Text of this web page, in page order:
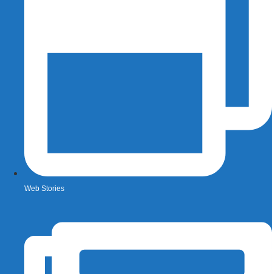
Web Stories